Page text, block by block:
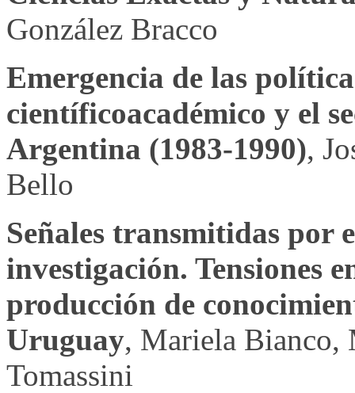
González Bracco
Emergencia de las
científicoacadémico y el
Argentina (1983-1990),
Bello
Señales transmitidas por
investigación. Tensiones
producción de
Uruguay, Mariela
Tomassini